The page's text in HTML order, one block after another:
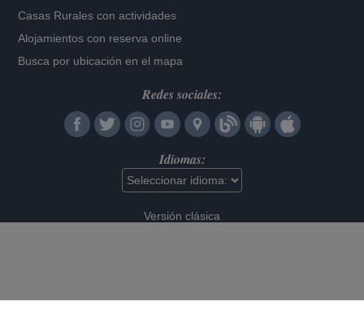
Casas Rurales con actividades
Alojamientos con reserva online
Busca por ubicación en el mapa
Redes sociales:
Idiomas:
Versión clásica